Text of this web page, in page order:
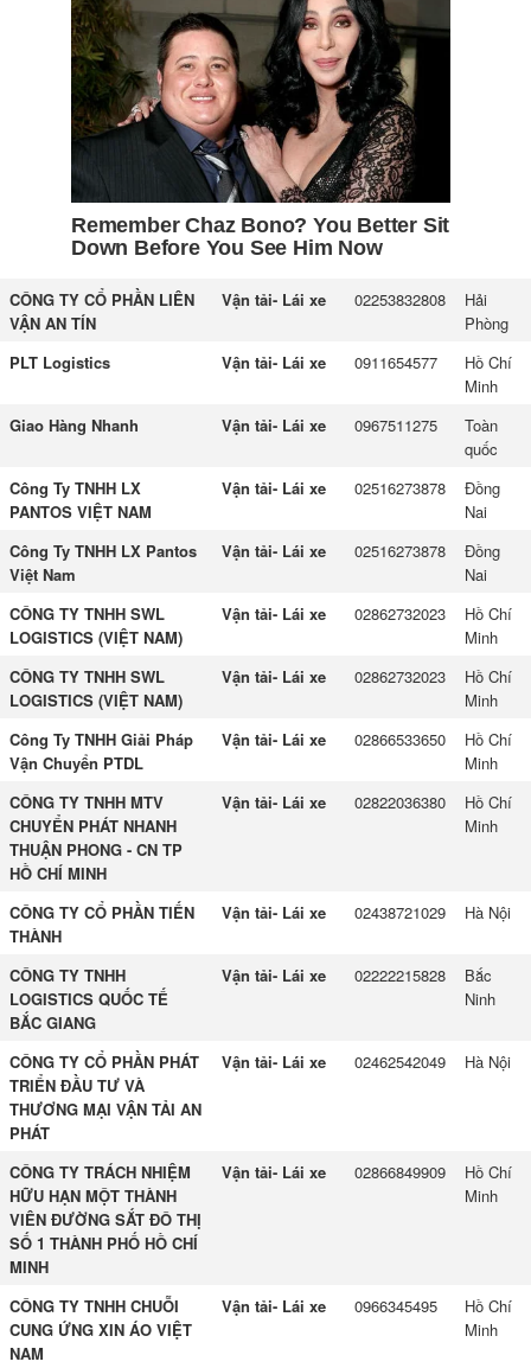
CÔNG TY CỔ PHẦN LIÊN
VẬN AN TÍN
Vận tải- Lái xe 02253832808
Hải
Phòng
PLT Logistics
Vận tải- Lái xe 0911654577
Hồ Chí
Minh
Giao Hàng Nhanh
Vận tải- Lái xe 0967511275
Toàn
quốc
Công Ty TNHH LX
PANTOS VIỆT NAM
Vận tải- Lái xe 02516273878
Đồng
Nai
Công Ty TNHH LX Pantos
Việt Nam
Vận tải- Lái xe 02516273878
Đồng
Nai
CÔNG TY TNHH SWL
LOGISTICS (VIỆT NAM)
Vận tải- Lái xe 02862732023
Hồ Chí
Minh
CÔNG TY TNHH SWL
LOGISTICS (VIỆT NAM)
Vận tải- Lái xe 02862732023
Hồ Chí
Minh
Công Ty TNHH Giải Pháp
Vận Chuyển PTDL
Vận tải- Lái xe 02866533650
Hồ Chí
Minh
CÔNG TY TNHH MTV
CHUYỂN PHÁT NHANH
THUẬN PHONG - CN TP
HỒ CHÍ MINH
Vận tải- Lái xe 02822036380
Hồ Chí
Minh
CÔNG TY CỔ PHẦN TIẾN
THÀNH
Vận tải- Lái xe 02438721029 Hà Nội
CÔNG TY TNHH
LOGISTICS QUỐC TẾ
BẮC GIANG
Vận tải- Lái xe 02222215828
Bắc
Ninh
CÔNG TY CỔ PHẦN PHÁT
TRIỂN ĐẦU TƯ VÀ
THƯƠNG MẠI VẬN TẢI AN
PHÁT
Vận tải- Lái xe 02462542049 Hà Nội
CÔNG TY TRÁCH NHIỆM
HỮU HẠN MỘT THÀNH
VIÊN ĐƯỜNG SẮT ĐÔ THỊ
SỐ 1 THÀNH PHỐ HỒ CHÍ
MINH
Vận tải- Lái xe 02866849909
Hồ Chí
Minh
CÔNG TY TNHH CHUỖI
CUNG ỨNG XIN ÁO VIỆT
NAM
Vận tải- Lái xe 0966345495
Hồ Chí
Minh